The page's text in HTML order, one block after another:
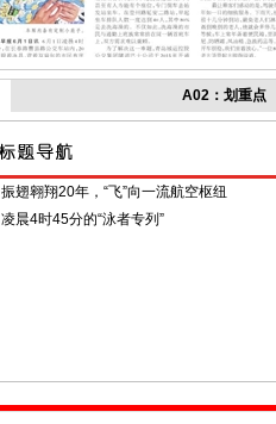
A02：划重点
振翅翱翔20年，“飞”向一流航空枢纽
凌晨4时45分的“泳者专列”